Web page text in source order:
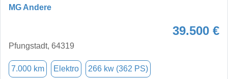
MG Andere
39.500 €
Pfungstadt, 64319
7.000 km Elektro 266 kw (362 PS)